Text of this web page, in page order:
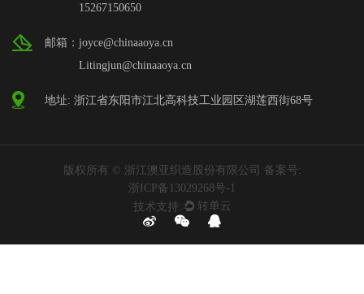
15267150650
邮箱：joyce@chinaaoya.cn
Litingjun@chinaaoya.cn
地址: 浙江省东阳市江北高科技工业园区湖莲西街68号
版权所有 © 浙江澳亚织造股份有限公司 备案号:
浙ICP备13029268号-1